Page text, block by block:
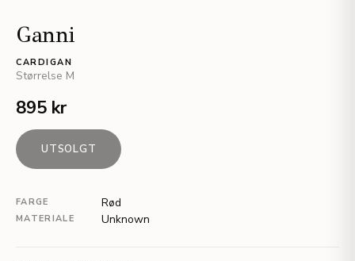
Ganni
CARDIGAN
Størrelse M
895 kr
UTSOLGT
FARGE Rød
MATERIALE Unknown